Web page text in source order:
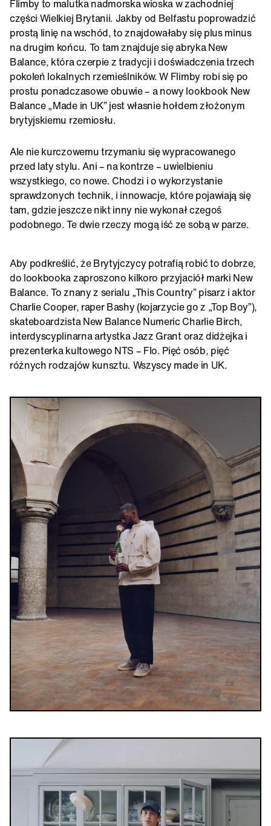
Flimby to malutka nadmorska wioska w zachodniej
części Wielkiej Brytanii. Jakby od Belfastu poprowadzić
prostą linię na wschód, to znajdowałaby się plus minus
na drugim końcu. To tam znajduje się abryka New
Balance, która czerpie z tradycji i doświadczenia trzech
pokoleń lokalnych rzemieślników. W Flimby robi się po
prostu ponadczasowe obuwie – a nowy lookbook New
Balance „Made in UK” jest własnie hołdem złożonym
brytyjskiemu rzemiosłu.
Ale nie kurczowemu trzymaniu się wypracowanego
przed laty stylu. Ani – na kontrze – uwielbieniu
wszystkiego, co nowe. Chodzi i o wykorzystanie
sprawdzonych technik, i innowacje, które pojawiają się
tam, gdzie jeszcze nikt inny nie wykonał czegoś
podobnego. Te dwie rzeczy mogą iść ze sobą w parze.
Aby podkreślić, że Brytyjczycy potrafią robić to dobrze,
do lookbooka zaproszono kilkoro przyjaciół marki New
Balance. To znany z serialu „This Country” pisarz i aktor
Charlie Cooper, raper Bashy (kojarzycie go z „Top Boy”),
skateboardzista New Balance Numeric Charlie Birch,
interdyscyplinarna artystka Jazz Grant oraz didżejka i
prezenterka kultowego NTS – Flo. Pięć osób, pięć
różnych rodzajów kunsztu. Wszyscy made in UK.